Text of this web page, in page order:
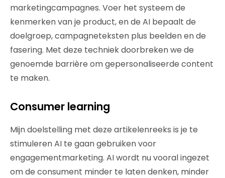
marketingcampagnes. Voer het systeem de
kenmerken van je product, en de AI bepaalt de
doelgroep, campagneteksten plus beelden en de
fasering. Met deze techniek doorbreken we de
genoemde barrière om gepersonaliseerde content
te maken.
Consumer learning
Mijn doelstelling met deze artikelenreeks is je te
stimuleren AI te gaan gebruiken voor
engagementmarketing. AI wordt nu vooral ingezet
om de consument minder te laten denken, minder